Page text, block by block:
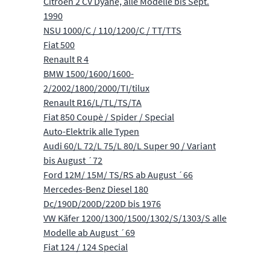
1990
NSU 1000/C / 110/1200/C / TT/TTS
Fiat 500
Renault R 4
BMW 1500/1600/1600-
2/2002/1800/2000/TI/tilux
Renault R16/L/TL/TS/TA
Fiat 850 Coupè / Spider / Special
Auto-Elektrik alle Typen
Audi 60/L 72/L 75/L 80/L Super 90 / Variant
bis August ´72
Ford 12M/ 15M/ TS/RS ab August ´66
Mercedes-Benz Diesel 180
Dc/190D/200D/220D bis 1976
VW Käfer 1200/1300/1500/1302/S/1303/S alle
Modelle ab August ´69
Fiat 124 / 124 Special